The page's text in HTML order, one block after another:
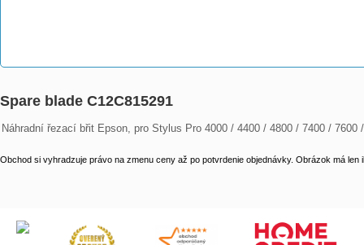
Spare blade C12C815291
Náhradní řezací břit Epson, pro Stylus Pro 4000 / 4400 / 4800 / 7400 / 7600
Obchod si vyhradzuje právo na zmenu ceny až po potvrdenie objednávky. Obrázok má len